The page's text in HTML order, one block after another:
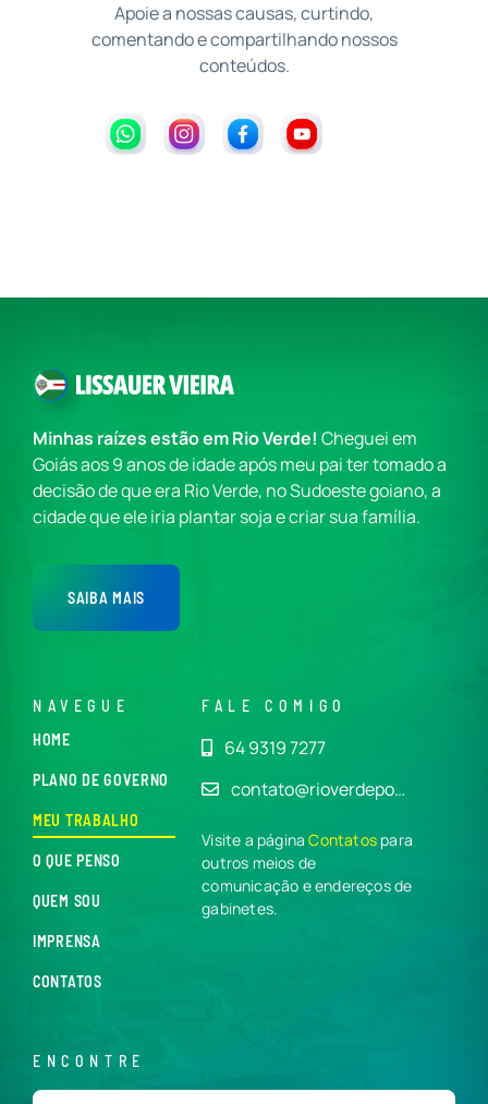
Apoie a nossas causas, curtindo,
comentando e compartilhando nossos
conteúdos.
Minhas raízes estão em Rio Verde! Cheguei em
Goiás aos 9 anos de idade após meu pai ter tomado a
decisão de que era Rio Verde, no Sudoeste goiano, a
cidade que ele iria plantar soja e criar sua família.
SAIBA MAIS
NAVEGUE
HOME
PLANO DE GOVERNO
MEU TRABALHO
O QUE PENSO
QUEM SOU
IMPRENSA
CONTATOS
FALE COMIGO
64 9319 7277
contato@rioverdepo…
Visite a páginaContatos para
outros meios de
comunicação e endereços de
gabinetes.
ENCONTRE